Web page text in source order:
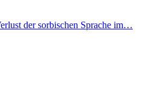
der sorbischen Sprache im…